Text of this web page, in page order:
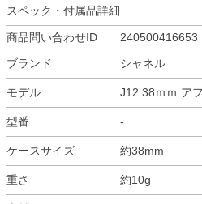
スペック・付属品詳細
商品問い合わせID
240500416653
ブランド
シャネル
モデル J12 38ｍｍ ア
型番 -
ケースサイズ 約38mm
重さ 約10g